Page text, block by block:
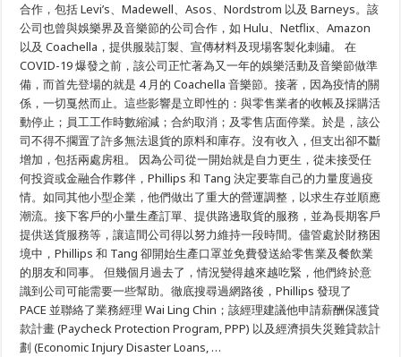
後，
Lot,
Stock
&
迅
速
採
取
行
動
合作，包括 Levi’s、Madewell、Asos、Nordstrom 以及 Barneys。該
公司也曾與娛樂界及音樂節的公司合作，如 Hulu、Netflix、Amazon
以及 Coachella，提供服裝訂製、宣傳材料及現場客製化刺繡。 在
COVID-19 爆發之前，該公司正忙著為又一年的娛樂活動及音樂節做準
備，而首先登場的就是 4 月的 Coachella 音樂節。接著，因為疫情的關
係，一切戛然而止。這些影響是立即性的：與零售業者的收帳及採購活
動停止；員工工作時數縮減；合約取消；及零售店面停業。於是，該公
司不得不擱置了許多無法退貨的原料和庫存。沒有收入，但支出卻不斷
增加，包括兩處房租。 因為公司從一開始就是自力更生，從未接受任
何投資或金融合作夥伴，Phillips 和 Tang 決定要靠自己的力量度過疫
情。如同其他小型企業，他們做出了重大的營運調整，以求生存並順應
潮流。接下客戶的小量生產訂單、提供路邊取貨的服務，並為長期客戶
提供送貨服務等，讓這間公司得以努力維持一段時間。儘管處於財務困
境中，Phillips 和 Tang 卻開始生產口罩並免費發送給零售業及餐飲業
的朋友和同事。 但幾個月過去了，情況變得越來越吃緊，他們終於意
識到公司可能需要一些幫助。徹底搜尋過網路後，Phillips 發現了
PACE 並聯絡了業務經理 Wai Ling Chin；該經理建議他申請薪酬保護貸
款計畫 (Paycheck Protection Program, PPP) 以及經濟損失災難貸款計
劃 (Economic Injury Disaster Loans, …